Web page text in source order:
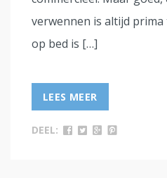
verwennen is altijd
op bed is […]
LEES MEER
DEEL: